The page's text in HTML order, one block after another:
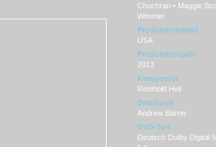
Chuchran • Maggie
Wimmer
Produktionsland
USA
Produktionsjahr
2013
Komponist
Reinhold Heil
Drehbuch
Andrew Barrer
DVD-Ton
Deutsch Dolby Digital